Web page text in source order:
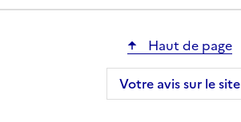
Haut de page
Votre avis sur le site